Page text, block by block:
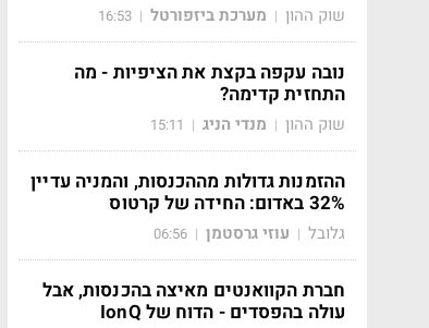
שוק ההון | מערכת ביזפורטל |
16:53
נובה עקפה בקצת את הציפיות - מה
התחזית קדימה?
שוק ההון | מנדי הניג |
15:11
ההזמנות גדולות מההכנסות, והמניה עדיין
32% באדום: החידה של קרטוס
גלובל | עוזי גרסטמן |
06:56
חברת הקוואנטים מאיצה בהכנסות, אבל
עולה בהפסדים - הדוח של IonQ